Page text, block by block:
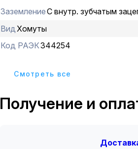
ЗаземлениеС внутр. зубчатым
Вид Хомуты
Код РАЭК344254
Cмотреть все
Получение и